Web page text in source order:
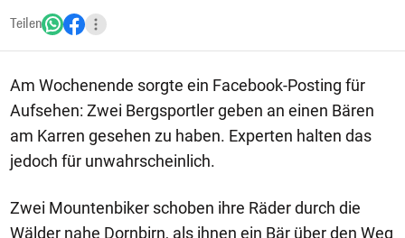
Teilen
Am Wochenende sorgte ein Facebook-Posting für
Aufsehen: Zwei Bergsportler geben an einen Bären
am Karren gesehen zu haben. Experten halten das
jedoch für unwahrscheinlich.
Zwei Mountenbiker schoben ihre Räder durch die
Wälder nahe Dornbirn, als ihnen ein Bär über den Weg